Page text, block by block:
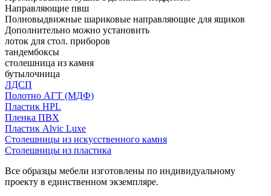
Направляющие пвш
Полновыдвижные шариковые направляющие для ящиков
Дополнительно можно установить
лоток для стол. приборов
тандембоксы
столешница из камня
бутылочница
ЛДСП
Полотно АГТ (МДФ)
Пластик HPL
Пленка ПВХ
Пластик Alvic Luxe
Столешницы из искусственного камня
Столешницы из пластика
Все образцы мебели изготовлены по индивидуальному
проекту в единственном экземпляре.